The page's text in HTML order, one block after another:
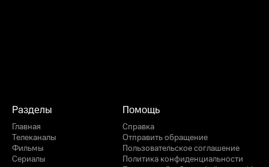
Разделы
Главная
Телеканалы
Фильмы
Сериалы
Помощь
Справка
Отправить обращение
Пользовательское соглашение
Политика конфиденциальности